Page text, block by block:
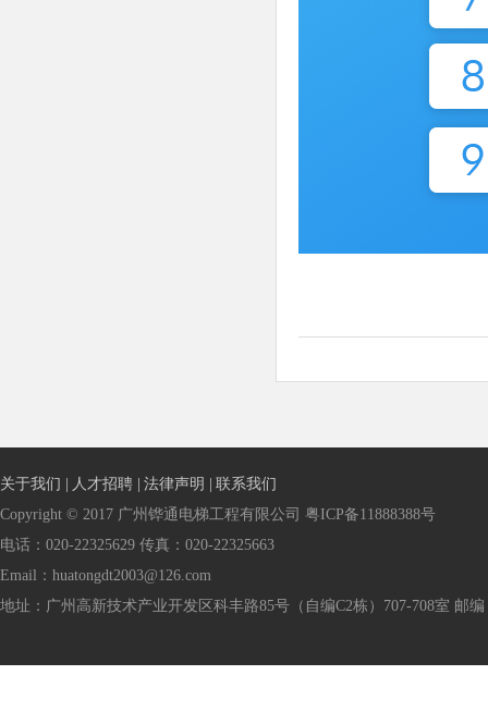
关于我们 | 人才招聘 | 法律声明 |
联系我们
Copyright © 2017 广州铧通电梯工程有限公司 粤ICP备11888388号
电话：020-22325629 传真：020-22325663
Email：huatongdt2003@126.com
地址：广州高新技术产业开发区科丰路85号（自编C2栋）707-708室 邮编